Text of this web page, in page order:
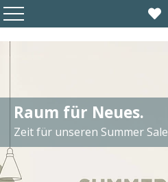
Raum für Neues.
Zeit für unseren Summer Sale